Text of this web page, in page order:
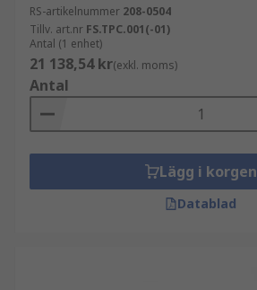
RS-artikelnummer 208-0504
Tillv. art.nr FS.TPC.001(-01)
Antal (1 enhet)
21 138,54 kr(exkl. moms)
Antal
Lägg i korgen
Datablad